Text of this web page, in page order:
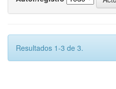
Resultados 1-3 de 3.